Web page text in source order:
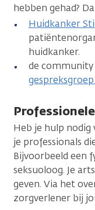
hebben gehad?
Huidkanker
huidkanker.
de community
Heb je hulp nodig
je professionals
Bijvoorbeeld een
seksuoloog. Je
geven. Via het
zorgverlener bij